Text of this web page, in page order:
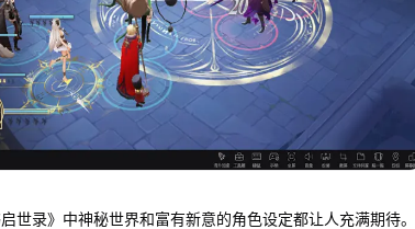
世录》中神秘世界和富有新意的角色设定都让人充满期待。